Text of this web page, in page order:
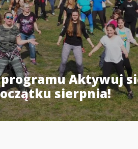
Aktywuj
sierpnia!